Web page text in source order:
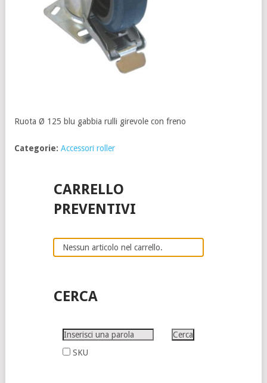
Ruota Ø 125 blu gabbia rulli girevole con freno
Categorie: Accessori roller
CARRELLO
PREVENTIVI
Nessun articolo nel carrello.
CERCA
SKU